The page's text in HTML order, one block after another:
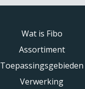
Wat is Fibo
Assortiment
Toepassingsgebieden
Verwerking